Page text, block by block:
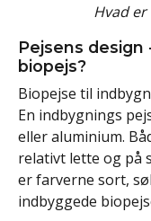
Hvad
Pejsens design
biopejs?
Biopejse til
En indbygnings
eller aluminium.
relativt lette og på
er farverne sort,
indbyggede